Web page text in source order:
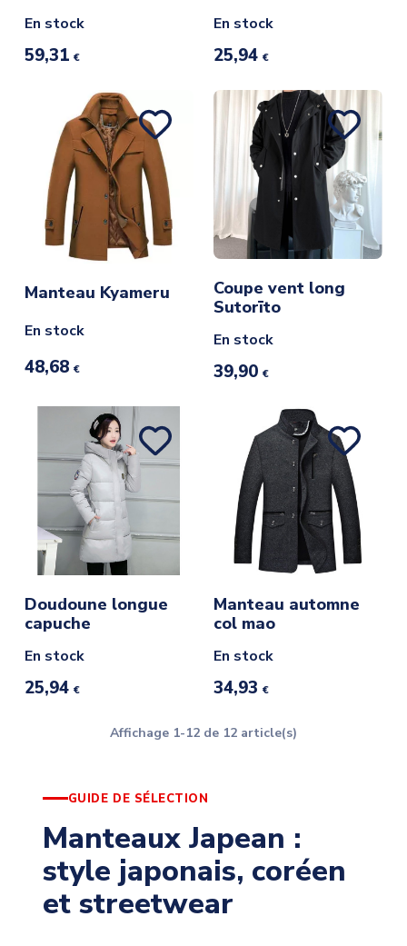
En stock
59,31 €
En stock
25,94 €
Manteau Kyameru
En stock
48,68 €
Coupe vent long
Sutorīto
En stock
39,90 €
Doudoune longue
capuche
En stock
25,94 €
Manteau automne
col mao
En stock
34,93 €
Affichage 1-12 de 12 article(s)
GUIDE DE SÉLECTION
Manteaux Japean :
style japonais, coréen
et streetwear